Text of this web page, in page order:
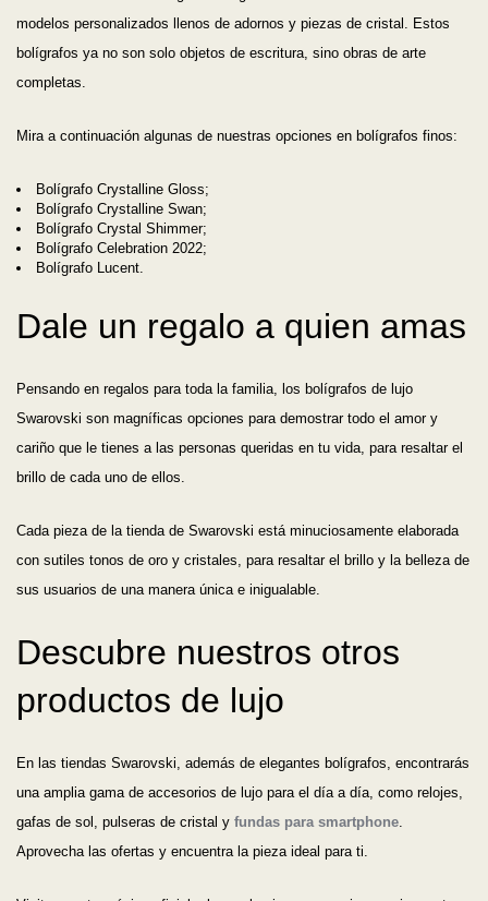
modelos personalizados llenos de adornos y piezas de cristal. Estos
bolígrafos ya no son solo objetos de escritura, sino obras de arte
completas.
Mira a continuación algunas de nuestras opciones en bolígrafos finos:
Bolígrafo Crystalline Gloss;
Bolígrafo Crystalline Swan;
Bolígrafo Crystal Shimmer;
Bolígrafo Celebration 2022;
Bolígrafo Lucent.
Dale un regalo a quien amas
Pensando en regalos para toda la familia, los bolígrafos de lujo
Swarovski son magníficas opciones para demostrar todo el amor y
cariño que le tienes a las personas queridas en tu vida, para resaltar el
brillo de cada uno de ellos.
Cada pieza de la tienda de Swarovski está minuciosamente elaborada
con sutiles tonos de oro y cristales, para resaltar el brillo y la belleza de
sus usuarios de una manera única e inigualable.
Descubre nuestros otros
productos de lujo
En las tiendas Swarovski, además de elegantes bolígrafos, encontrarás
una amplia gama de accesorios de lujo para el día a día, como relojes,
gafas de sol, pulseras de cristal y fundas para smartphone
Aprovecha las ofertas y encuentra la pieza ideal para ti.